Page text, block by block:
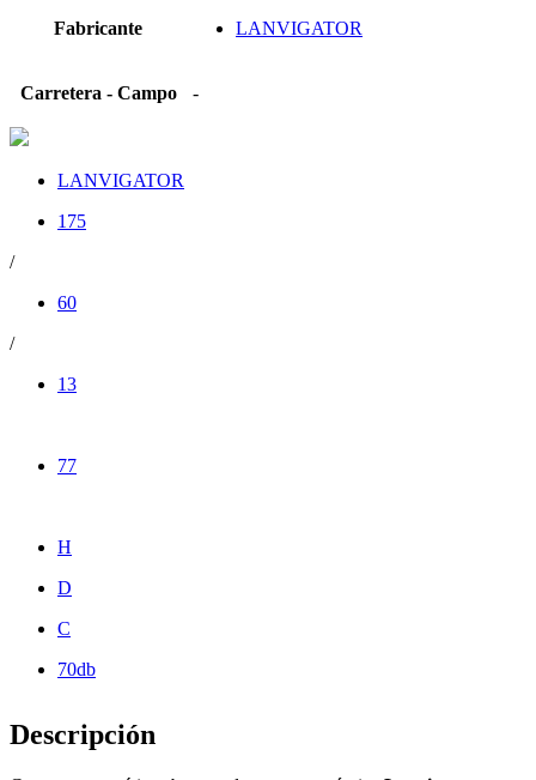
Fabricante LANVIGATOR
Carretera - Campo -
LANVIGATOR
175
/
60
/
13
77
H
D
C
70db
Descripción